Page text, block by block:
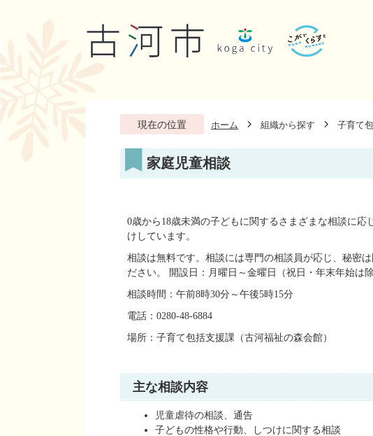
現在の位置 ホーム 組織から探す 子育て
家庭児童相談
0歳から18歳未満の子どもに関するさまざまな相談に
けしています。
相談は無料です。相談には専門の相談員が応じ、秘密
ださい。 開設日：月曜日～金曜日（祝日・年末年始は除
相談時間：午前8時30分～午後5時15分
電話：0280-48-6884
場所：子育て包括支援課（古河福祉の森会館）
主な相談内容
児童虐待の相談、通告
子どもの性格や行動、しつけに関する相談